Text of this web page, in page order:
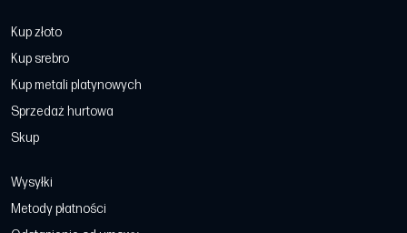
Kup złoto
Kup srebro
Kup metali platynowych
Sprzedaż hurtowa
Skup
Wysyłki
Metody płatności